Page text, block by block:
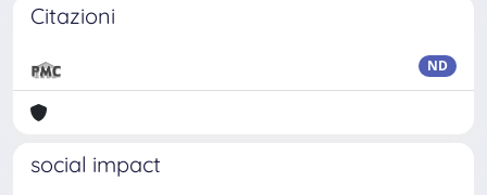
Citazioni
ND
social impact